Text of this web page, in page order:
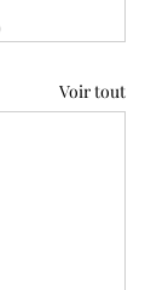
Voir tout